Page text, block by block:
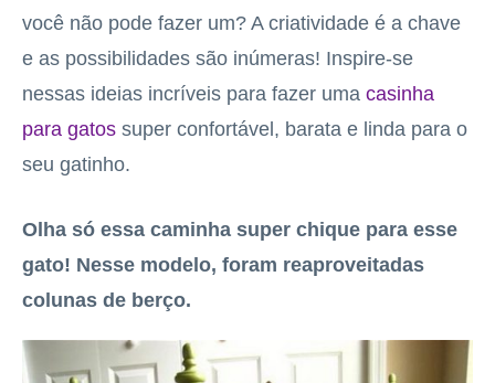
você não pode fazer um? A criatividade é a chave
e as possibilidades são inúmeras! Inspire-se
nessas ideias incríveis para fazer uma casinha
para gatos super confortável, barata e linda para o
seu gatinho.
Olha só essa caminha super chique para esse
gato! Nesse modelo, foram reaproveitadas
colunas de berço.